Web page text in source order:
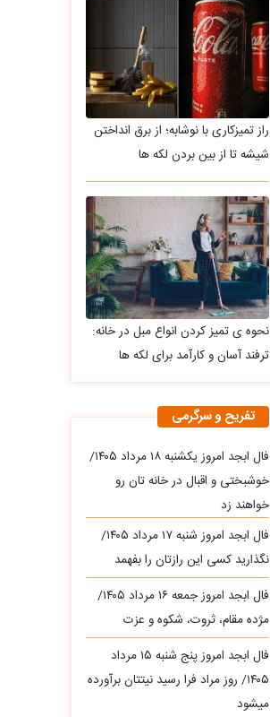
راز تمیزکاری با نوشابه؛ از برق انداختن
شیشه تا از بین بردن لکه ها
نحوه ی تمیز کردن انواع مبل در خانه:
ترفند آسان و کارآمد برای لکه ها
تفریح و سرگرمی
فال ابجد امروز یکشنبه ۱۸ مرداد ۱۴۰۵/
خوشبختی و اقبال در خانه تان رو
خواهند زد
فال ابجد امروز شنبه ۱۷ مرداد ۱۴۰۵/
نگذارید کسی این رازتان را بفهمد
فال ابجد امروز جمعه ۱۶ مرداد ۱۴۰۵/
مژده مقام، ثروت، شکوه و عزت
فال ابجد امروز پنج شنبه ۱۵ مرداد
۱۴۰۵/ روز مراد فرا رسید نیتتان برآورده
میشود